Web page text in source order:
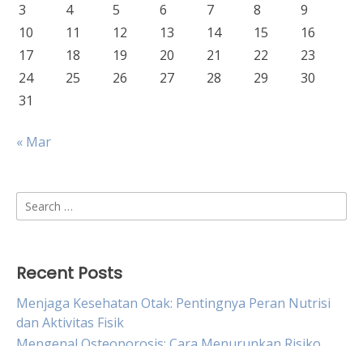
3
4 5 6 7 8
9
10
11 12 13 14 15
16
17
18 19 20 21 22
23
24
25 26 27 28 29
30
31
« Mar
Search
for:
Recent Posts
Menjaga Kesehatan Otak: Pentingnya Peran Nutrisi
dan Aktivitas Fisik